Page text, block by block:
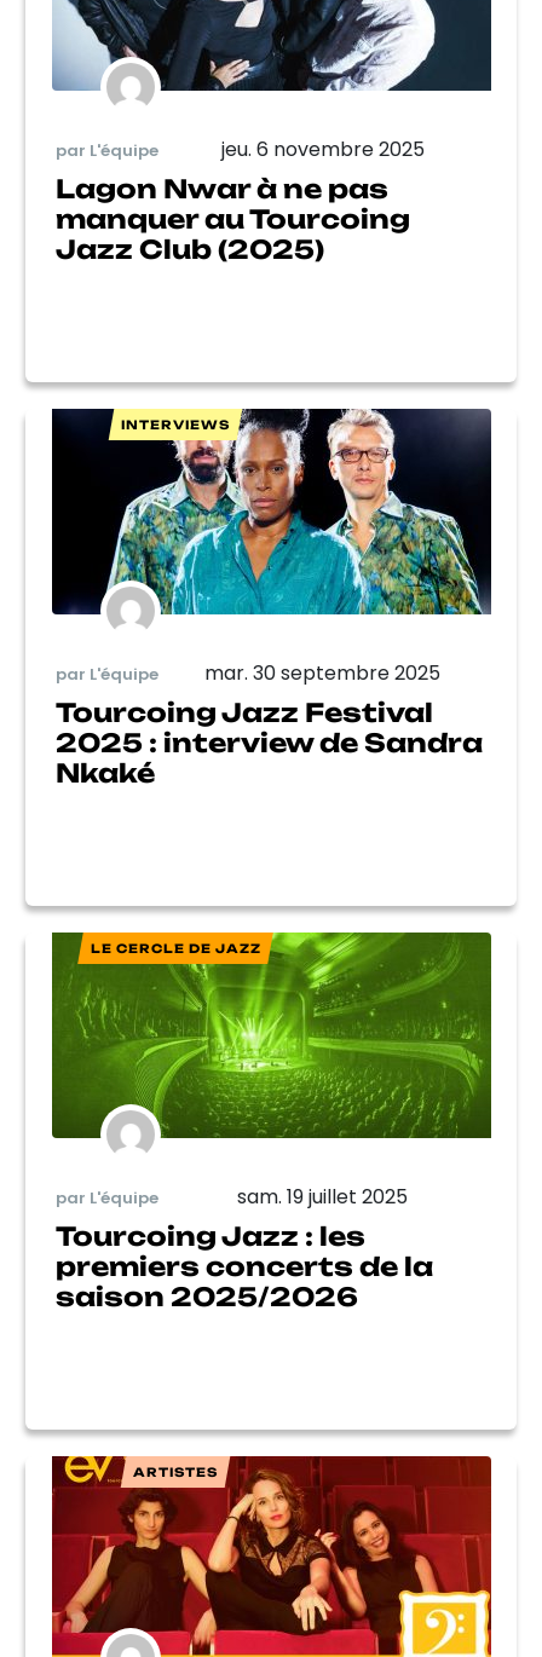
par L'équipe jeu. 6 novembre 2025
Lagon Nwar à ne pas
manquer au Tourcoing
Jazz Club (2025)
INTERVIEWS
par L'équipe mar. 30 septembre 2025
Tourcoing Jazz Festival
2025 : interview de Sandra
Nkaké
LE CERCLE DE JAZZ
par L'équipe sam. 19 juillet 2025
Tourcoing Jazz : les
premiers concerts de la
saison 2025/2026
ARTISTES